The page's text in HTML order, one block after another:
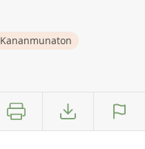
Kananmunaton